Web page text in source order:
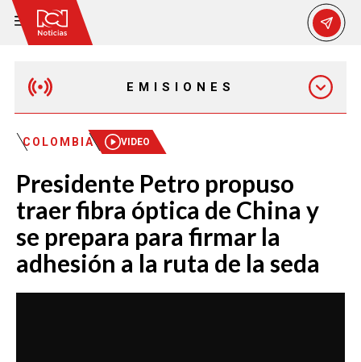
EMISIONES
EMISIÓN 12:30 PM
EMISIÓN 7:00 PM
COLOMBIA VIDEO
Presidente Petro propuso
traer fibra óptica de China y
se prepara para firmar la
adhesión a la ruta de la seda